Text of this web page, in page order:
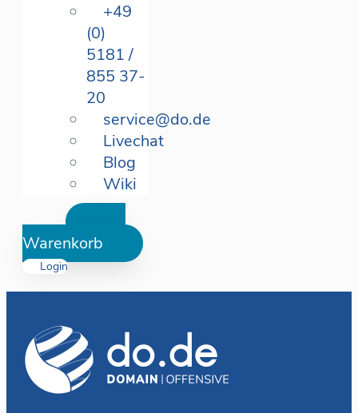
+49
(0)
5181 /
855 37-
20
service@do.de
Livechat
Blog
Wiki
Warenkorb
Login